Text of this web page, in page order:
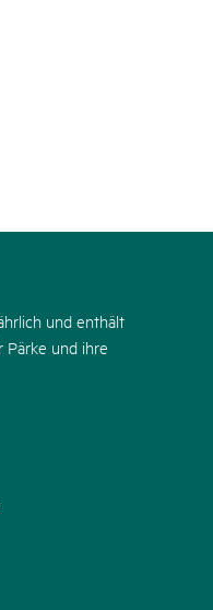
und enthält
Pärke und ihre